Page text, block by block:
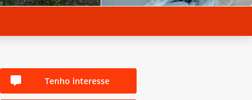
Tenho interesse